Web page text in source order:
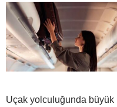
Uçak yolculuğunda büyük